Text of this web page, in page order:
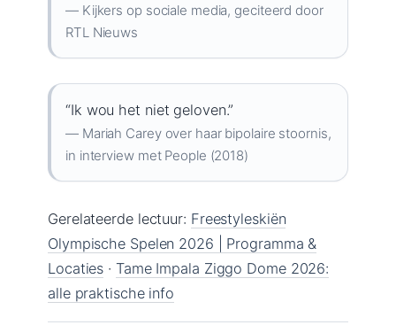
— Kijkers op sociale media, geciteerd door
RTL Nieuws
“Ik wou het niet geloven.”
— Mariah Carey over haar bipolaire stoornis,
in interview met People (2018)
Gerelateerde lectuur: Freestyleskiën
Olympische Spelen 2026 | Programma &
Locaties · Tame Impala Ziggo Dome 2026:
alle praktische info